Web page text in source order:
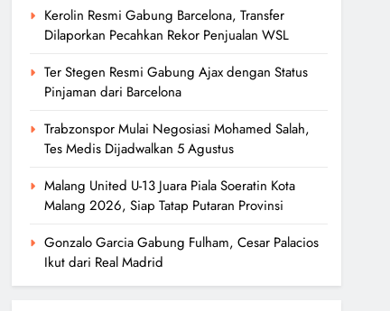
Kerolin Resmi Gabung Barcelona, Transfer
Dilaporkan Pecahkan Rekor Penjualan WSL
Ter Stegen Resmi Gabung Ajax dengan Status
Pinjaman dari Barcelona
Trabzonspor Mulai Negosiasi Mohamed Salah,
Tes Medis Dijadwalkan 5 Agustus
Malang United U-13 Juara Piala Soeratin Kota
Malang 2026, Siap Tatap Putaran Provinsi
Gonzalo Garcia Gabung Fulham, Cesar Palacios
Ikut dari Real Madrid